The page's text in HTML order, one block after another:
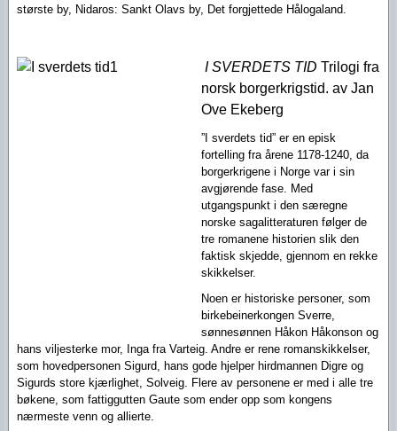
største by, Nidaros: Sankt Olavs by, Det forgjettede Hålogaland.
I SVERDETS TID Trilogi fra
norsk borgerkrigstid. av Jan
Ove Ekeberg
”I sverdets tid” er en episk
fortelling fra årene 1178-1240, da
borgerkrigene i Norge var i sin
avgjørende fase. Med
utgangspunkt i den særegne
norske sagalitteraturen følger de
tre romanene historien slik den
faktisk skjedde, gjennom en rekke
skikkelser.
Noen er historiske personer, som
birkebeinerkongen Sverre,
sønnesønnen Håkon Håkonson og
hans viljesterke mor, Inga fra Varteig. Andre er rene romanskikkelser,
som hovedpersonen Sigurd, hans gode hjelper hirdmannen Digre og
Sigurds store kjærlighet, Solveig. Flere av personene er med i alle tre
bøkene, som fattiggutten Gaute som ender opp som kongens
nærmeste venn og allierte.